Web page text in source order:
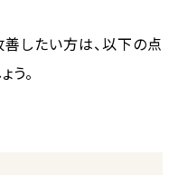
したい方は、以下の点
。